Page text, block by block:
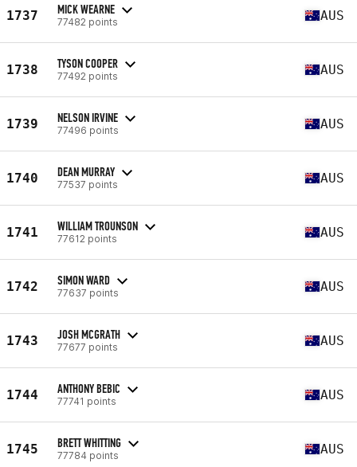
1737 MICK WEARNE
77482 points AUS
1738 TYSON COOPER
77492 points AUS
1739 NELSON IRVINE
77496 points AUS
1740 DEAN MURRAY
77537 points AUS
1741 WILLIAM TROUNSON
77612 points AUS
1742 SIMON WARD
77637 points AUS
1743 JOSH MCGRATH
77677 points AUS
1744 ANTHONY BEBIC
77741 points AUS
1745 BRETT WHITTING
77784 points AUS